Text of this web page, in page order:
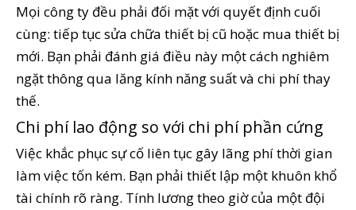
Mọi công ty đều phải đối mặt với quyết định cuối
cùng: tiếp tục sửa chữa thiết bị cũ hoặc mua thiết bị
mới. Bạn phải đánh giá điều này một cách nghiêm
ngặt thông qua lăng kính năng suất và chi phí thay
thế.
Chi phí lao động so với chi phí phần cứng
Việc khắc phục sự cố liên tục gây lãng phí thời gian
làm việc tốn kém. Bạn phải thiết lập một khuôn khổ
tài chính rõ ràng. Tính lương theo giờ của một đội